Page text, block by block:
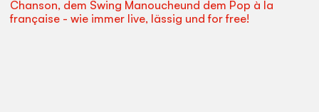
Chanson, dem Swing Manoucheund dem Pop à la
française - wie immer live, lässig und for free!